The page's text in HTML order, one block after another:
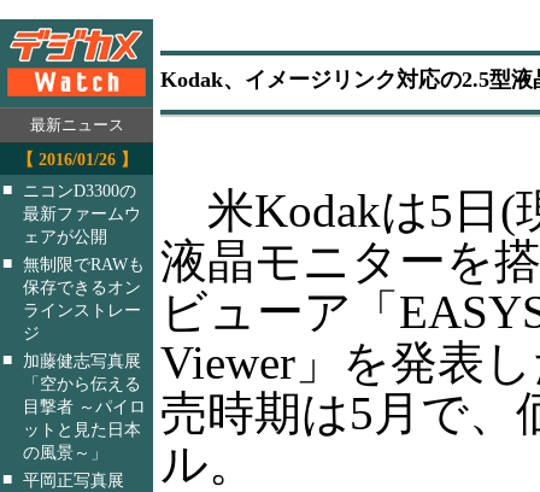
最新ニュース
【 2016/01/26 】
■
ニコンD3300の
最新ファームウ
ェアが公開
■ 無制限でRAWも
保存できるオン
ラインストレー
ジ
■
加藤健志写真展
「空から伝える
目撃者 ～パイロ
ットと見た日本
の風景～」
■ 平岡正写真展
Kodak、イメージリンク対応の2.5型
米Kodakは5日(
液晶モニターを
ビューア「
Viewer」を発表
売時期は5月で、
ル。